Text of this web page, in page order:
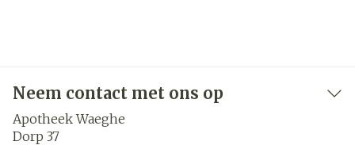
Neem contact met ons op
Apotheek Waeghe
Dorp 37